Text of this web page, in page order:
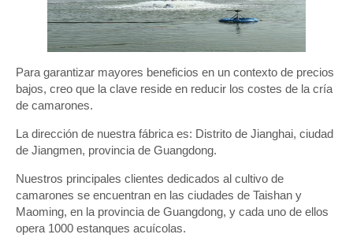
Para garantizar mayores beneficios en un contexto de precios
bajos, creo que la clave reside en reducir los costes de la cría
de camarones.
La dirección de nuestra fábrica es: Distrito de Jianghai, ciudad
de Jiangmen, provincia de Guangdong.
Nuestros principales clientes dedicados al cultivo de
camarones se encuentran en las ciudades de Taishan y
Maoming, en la provincia de Guangdong, y cada uno de ellos
opera 1000 estanques acuícolas.